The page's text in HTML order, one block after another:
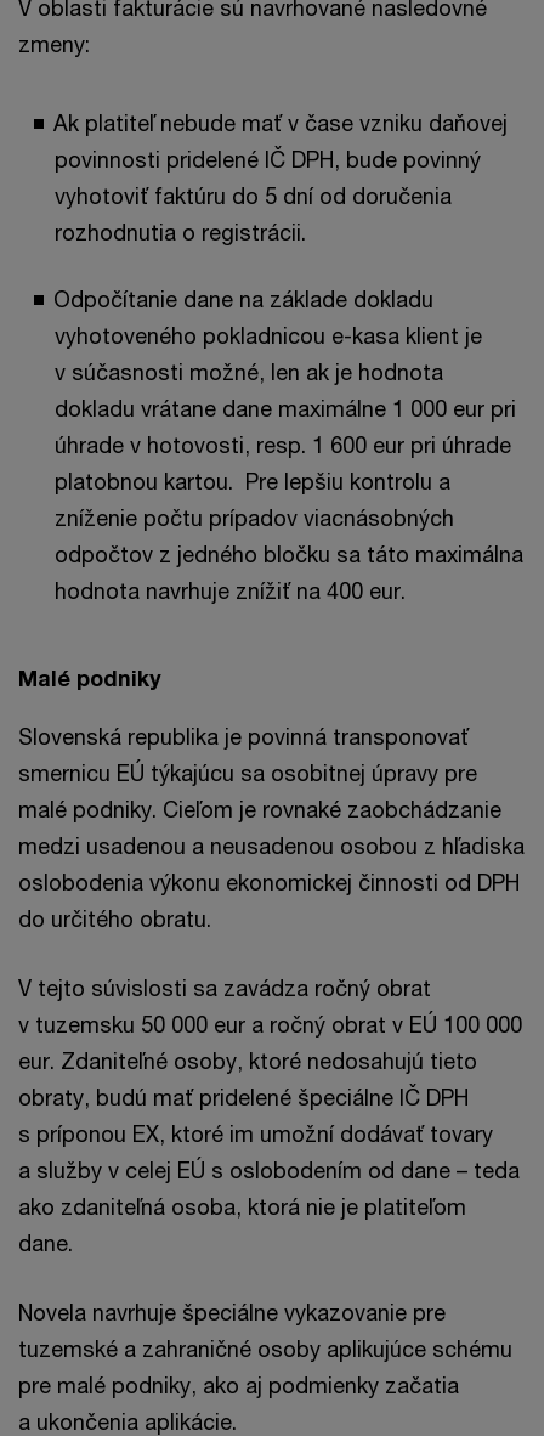
V oblasti fakturácie sú navrhované nasledovné
zmeny:
Ak platiteľ nebude mať v čase vzniku daňovej
povinnosti pridelené IČ DPH, bude povinný
vyhotoviť faktúru do 5 dní od doručenia
rozhodnutia o registrácii.
Odpočítanie dane na základe dokladu
vyhotoveného pokladnicou e-kasa klient je
v súčasnosti možné, len ak je hodnota
dokladu vrátane dane maximálne 1 000 eur pri
úhrade v hotovosti, resp. 1 600 eur pri úhrade
platobnou kartou. Pre lepšiu kontrolu a
zníženie počtu prípadov viacnásobných
odpočtov z jedného bločku sa táto maximálna
hodnota navrhuje znížiť na 400 eur.
Malé podniky
Slovenská republika je povinná transponovať
smernicu EÚ týkajúcu sa osobitnej úpravy pre
malé podniky. Cieľom je rovnaké zaobchádzanie
medzi usadenou a neusadenou osobou z hľadiska
oslobodenia výkonu ekonomickej činnosti od DPH
do určitého obratu.
V tejto súvislosti sa zavádza ročný obrat
v tuzemsku 50 000 eur a ročný obrat v EÚ 100 000
eur. Zdaniteľné osoby, ktoré nedosahujú tieto
obraty, budú mať pridelené špeciálne IČ DPH
s príponou EX, ktoré im umožní dodávať tovary
a služby v celej EÚ s oslobodením od dane – teda
ako zdaniteľná osoba, ktorá nie je platiteľom
dane.
Novela navrhuje špeciálne vykazovanie pre
tuzemské a zahraničné osoby aplikujúce schému
pre malé podniky, ako aj podmienky začatia
a ukončenia aplikácie.